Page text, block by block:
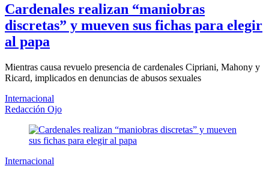
Cardenales realizan “maniobras
discretas” y mueven sus fichas para elegir
al papa
Mientras causa revuelo presencia de cardenales Cipriani, Mahony y
Ricard, implicados en denuncias de abusos sexuales
Internacional
Redacción Ojo
Internacional